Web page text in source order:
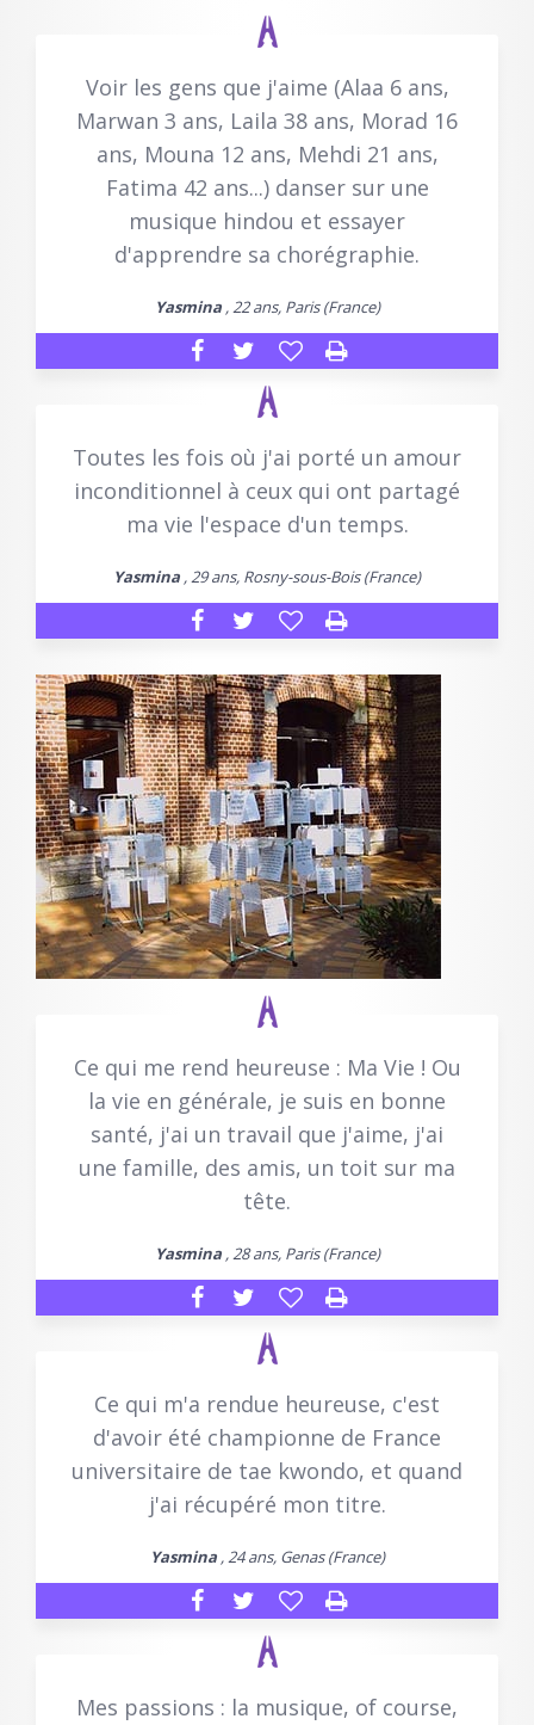
Voir les gens que j'aime (Alaa 6 ans,
Marwan 3 ans, Laila 38 ans, Morad 16
ans, Mouna 12 ans, Mehdi 21 ans,
Fatima 42 ans...) danser sur une
musique hindou et essayer
d'apprendre sa chorégraphie.
Yasmina, 22 ans, Paris (France)
Toutes les fois où j'ai porté un amour
inconditionnel à ceux qui ont partagé
ma vie l'espace d'un temps.
Yasmina , 29 ans, Rosny-sous-Bois (France)
Ce qui me rend heureuse : Ma Vie ! Ou
la vie en générale, je suis en bonne
santé, j'ai un travail que j'aime, j'ai
une famille, des amis, un toit sur ma
tête.
Yasmina, 28 ans, Paris (France)
Ce qui m'a rendue heureuse, c'est
d'avoir été championne de France
universitaire de tae kwondo, et quand
j'ai récupéré mon titre.
Yasmina, 24 ans, Genas (France)
Mes passions : la musique, of course,